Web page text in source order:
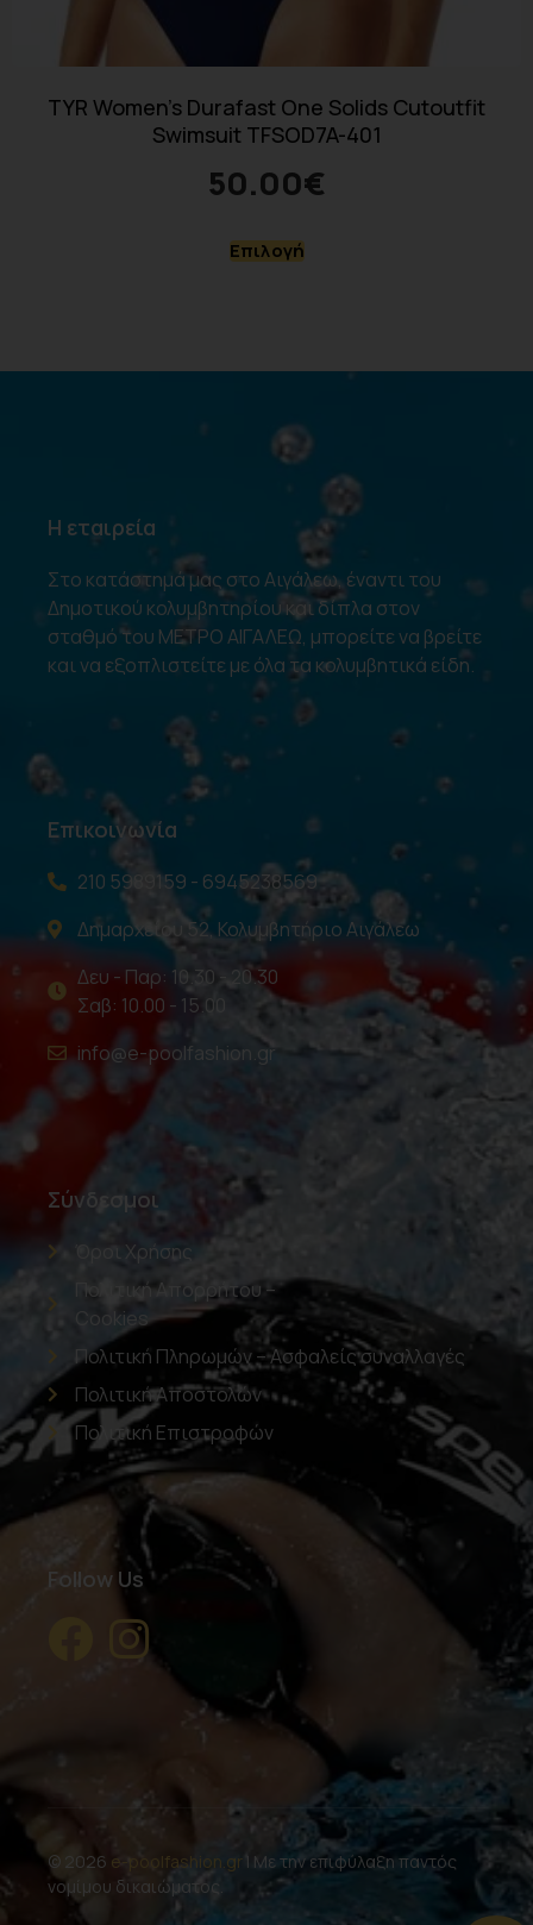
TYR Women’s Durafast One Solids Cutoutfit
Swimsuit TFSOD7A-401
50.00€
Επιλογή
Η εταιρεία
Στο κατάστημά μας στο Αιγάλεω, έναντι του
Δημοτικού κολυμβητηρίου και δίπλα στον
σταθμό του ΜΕΤΡΟ ΑΙΓΑΛΕΩ, μπορείτε να βρείτε
και να εξοπλιστείτε με όλα τα κολυμβητικά είδη.
Επικοινωνία
210 5989159 - 6945238569
Δημαρχείου 52, Κολυμβητήριο Αιγάλεω
Δευ - Παρ: 10.30 - 20.30
Σαβ: 10.00 - 15.00
info@e-poolfashion.gr
Σύνδεσμοι
Όροι Χρήσης
Πολιτική Απορρήτου –
Cookies
Πολιτική Πληρωμών – Ασφαλείς συναλλαγές
Πολιτική Αποστολών
Πολιτική Επιστροφών
Follow Us
© 2026 e-poolfashion.gr | Με την επιφύλαξη παντός
νομίμου δικαιώματος.